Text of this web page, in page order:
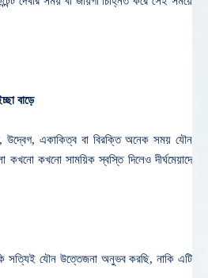
বাড়ে
উদ্বেগ, একাকিত্ব বা বিরক্তি অনেক সময় যৌন
কখনো সাময়িক স্বস্তি দিলেও দীর্ঘমেয়াদে
সত্যিই যৌন উত্তেজনা অনুভব করছি, নাকি এটি